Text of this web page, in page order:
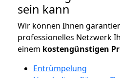
sein kann
Wir können Ihnen
professionelles Netzwerk
einem kostengünstigen
Entrümpelung